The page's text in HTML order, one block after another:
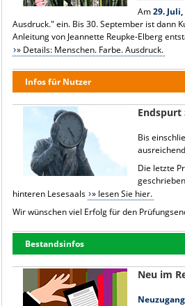
Am29.
Ausdruck." ein. Bis 30. September ist dann
Anleitung von Jeannette Reupke-Elberg
» Details: Menschen. Farbe. Ausdruck.
Infos für Nutzer
Endspurt
Bis
Die letzte
hinteren Lesesaals » lesen Sie hier.
Wir wünschen viel Erfolg für den
Bestandsinfos
Neu im